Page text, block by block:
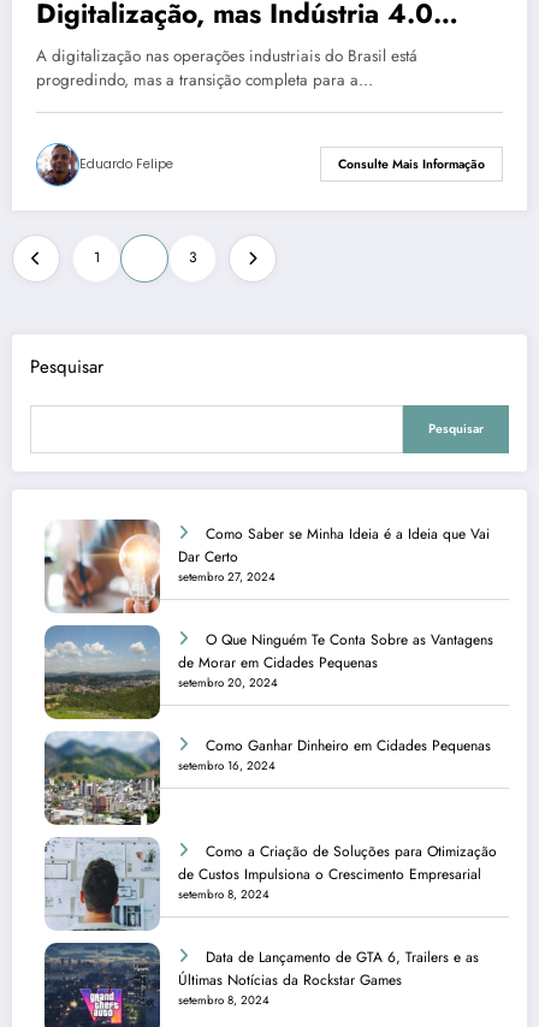
Digitalização, mas Indústria 4.0
Ainda é Desafio
A digitalização nas operações industriais do Brasil está
progredindo, mas a transição completa para a…
Eduardo Felipe Consulte Mais Informação
Navegação
por
posts
1 3
Pesquisar
Pesquisar
Como Saber se Minha Ideia é a Ideia que Vai
Dar Certo
setembro 27, 2024
O Que Ninguém Te Conta Sobre as Vantagens
de Morar em Cidades Pequenas
setembro 20, 2024
Como Ganhar Dinheiro em Cidades Pequenas
setembro 16, 2024
Como a Criação de Soluções para Otimização
de Custos Impulsiona o Crescimento Empresarial
setembro 8, 2024
Data de Lançamento de GTA 6, Trailers e as
Últimas Notícias da Rockstar Games
setembro 8, 2024